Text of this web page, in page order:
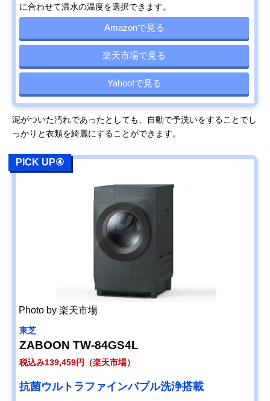
に合わせて温水の温度を選択できます。
Amazonで見る
楽天市場で見る
Yahoo!で見る
泥がついた汚れであったとしても、自動で予洗いをすることでし
っかりと衣類を綺麗にすることができます。
PICK UP④
Photo by 楽天市場
東芝
ZABOON TW-84GS4L
税込み139,459円（楽天市場）
抗菌ウルトラファインバブル洗浄搭載